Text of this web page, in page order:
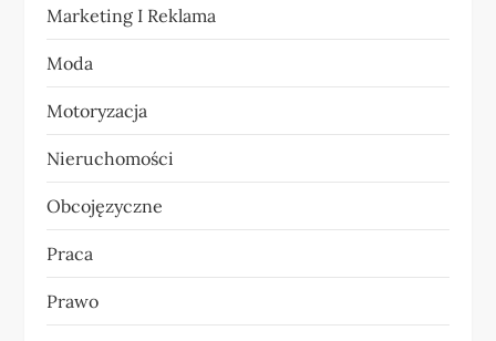
u
Marketing I Reklama
Moda
Motoryzacja
Nieruchomości
Obcojęzyczne
Praca
Prawo